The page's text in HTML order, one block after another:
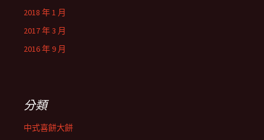
2018 年 1 月
2017 年 3 月
2016 年 9 月
分類
中式喜餅大餅